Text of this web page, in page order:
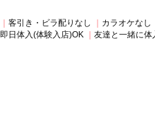
客引き・ビラ配りなし
カラオケなし
即日体入(体験入店)OK
友達と一緒に体